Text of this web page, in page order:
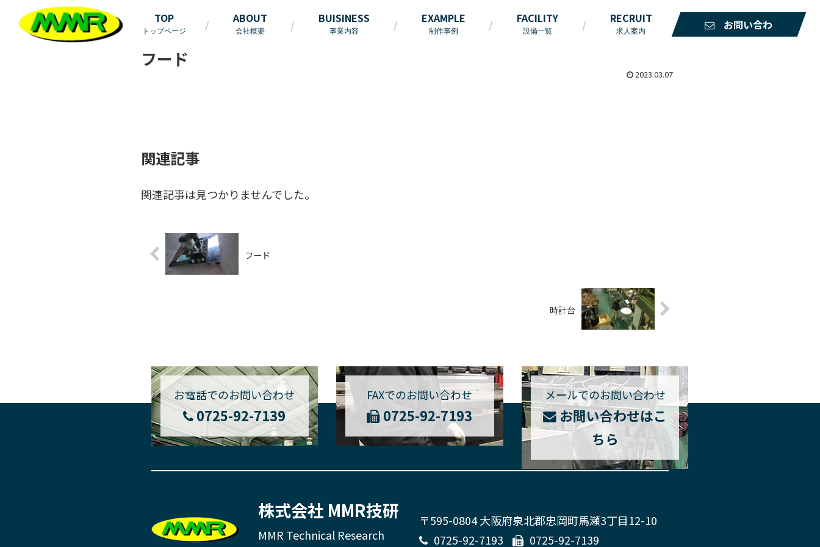
TOP
トップページ
ABOUT
会社概要
BUISINESS
事業内容
EXAMPLE
制作事例
FACILITY
設備一覧
RECRUIT
求人案内
お問い合わ
フード
2023.03.07
関連記事
関連記事は見つかりませんでした。
フード
時計台
お電話でのお問い合わせ
0725-92-7139
FAXでのお問い合わせ
0725-92-7193
メールでのお問い合わせ
お問い合わせはこ
ちら
株式会社 MMR技研
MMR Technical Research
〒595-0804 大阪府泉北郡忠岡町馬瀬3丁目12-10
0725-92-7193
0725-92-7139